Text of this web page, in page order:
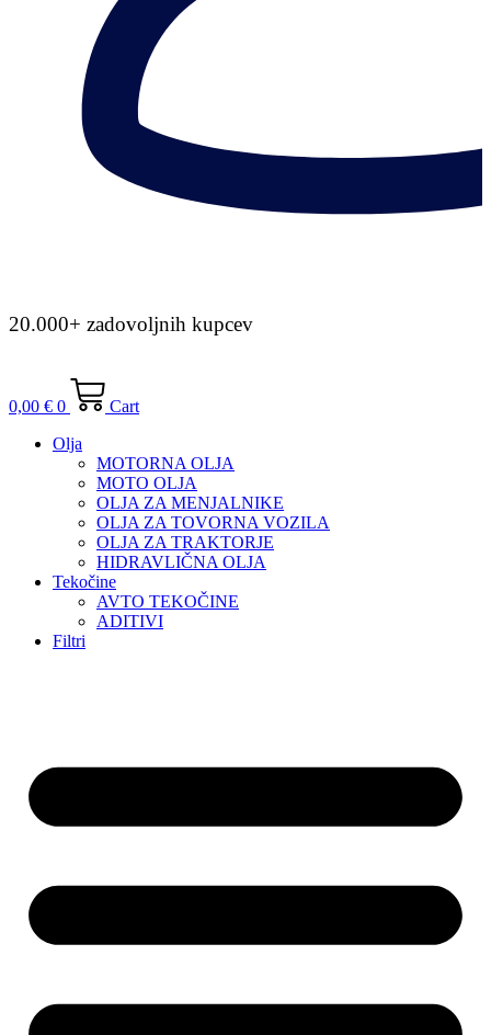
20.000+ zadovoljnih kupcev
0,00 € 0
Cart
Olja
MOTORNA OLJA
MOTO OLJA
OLJA ZA MENJALNIKE
OLJA ZA TOVORNA VOZILA
OLJA ZA TRAKTORJE
HIDRAVLIČNA OLJA
Tekočine
AVTO TEKOČINE
ADITIVI
Filtri